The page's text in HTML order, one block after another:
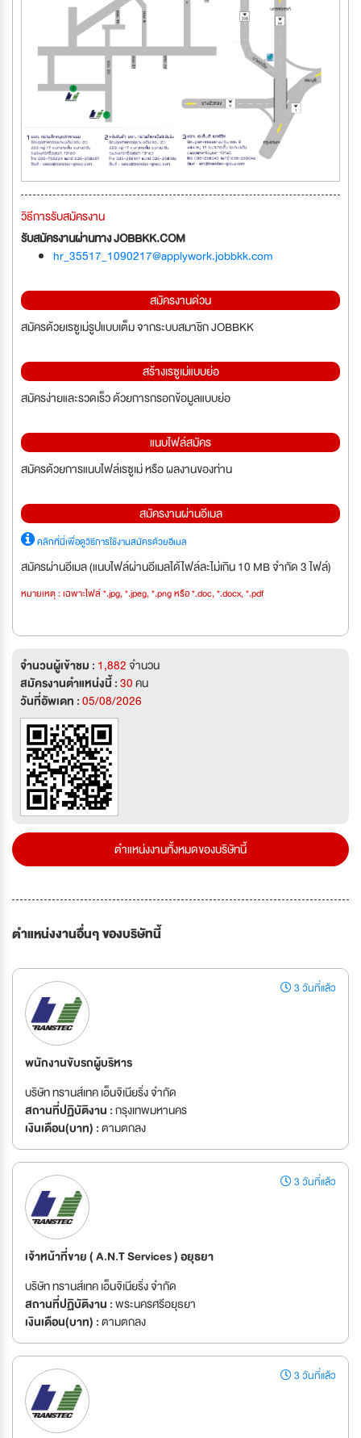
วิธีการรับสมัครงาน
รับสมัครงานผ่านทาง JOBBKK.COM
hr_35517_1090217@applywork.jobbkk.com
สมัครงานด่วน
สมัครด้วยเรซูเม่รูปแบบเต็ม จากระบบสมาชิก JOBBKK
สร้างเรซูเม่แบบย่อ
สมัครง่ายและรวดเร็ว ด้วยการกรอกข้อมูลแบบย่อ
แนบไฟล์สมัคร
สมัครด้วยการแนบไฟล์เรซูเม่ หรือ ผลงานของท่าน
สมัครงานผ่านอีเมล
คลิกที่นี่เพื่อดูวิธีการใช้งานสมัครด้วยอีเมล
สมัครผ่านอีเมล (แนบไฟล์ผ่านอีเมลได้ไฟล์ละไม่เกิน 10 MB จำกัด 3 ไฟล์)
หมายเหตุ : เฉพาะไฟล์ *.jpg, *.jpeg, *.png หรือ *.doc, *.docx, *.pdf
จำนวนผู้เข้าชม : 1,882จำนวน
สมัครงานตำแหน่งนี้ :30คน
วันที่อัพเดท :05/08/2026
ตำแหน่งงานทั้งหมดของบริษัทนี้
ตำแหน่งงานอื่นๆ ของบริษัทนี้
3 วันที่แล้ว
พนักงานขับรถผู้บริหาร
บริษัท ทรานส์เทค เอ็นจิเนียริ่ง จำกัด
สถานที่ปฏิบัติงาน :กรุงเทพมหานคร
เงินเดือน(บาท) :ตามตกลง
3 วันที่แล้ว
เจ้าหน้าที่ขาย ( A.N.T Services ) อยุธยา
บริษัท ทรานส์เทค เอ็นจิเนียริ่ง จำกัด
สถานที่ปฏิบัติงาน :พระนครศรีอยุธยา
เงินเดือน(บาท) :ตามตกลง
3 วันที่แล้ว